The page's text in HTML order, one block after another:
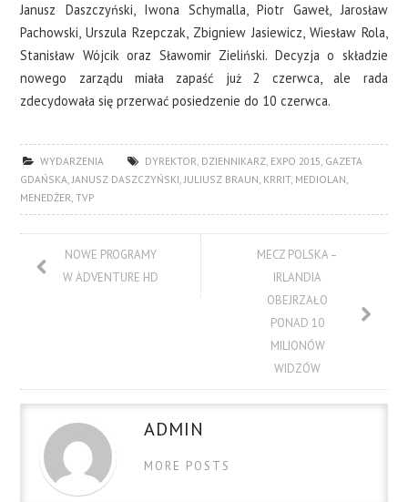
Janusz Daszczyński, Iwona Schymalla, Piotr Gaweł, Jarosław
Pachowski, Urszula Rzepczak, Zbigniew Jasiewicz, Wiesław Rola,
Stanisław Wójcik oraz Sławomir Zieliński. Decyzja o składzie
nowego zarządu miała zapaść już 2 czerwca, ale rada
zdecydowała się przerwać posiedzenie do 10 czerwca.
WYDARZENIA DYREKTOR, DZIENNIKARZ, EXPO 2015, GAZETA
GDAŃSKA,JANUSZ DASZCZYŃSKI,JULIUSZ BRAUN, KRRIT, MEDIOLAN,
MENEDŻER,TVP
NOWE PROGRAMY
W ADVENTURE HD
MECZ POLSKA –
IRLANDIA
OBEJRZAŁO
PONAD 10
MILIONÓW
WIDZÓW
ADMIN
MORE POSTS